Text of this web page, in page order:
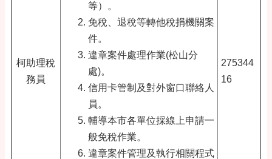
柯助理稅
務員
等）。
免稅、退稅等轉他稅捐機關案
件。
違章案件處理作業(松山分
處)。
信用卡管制及對外窗口聯絡人
員。
輔導本市各單位採線上申請一
般免稅作業。
違章案件管理及執行相關程式
275344
16